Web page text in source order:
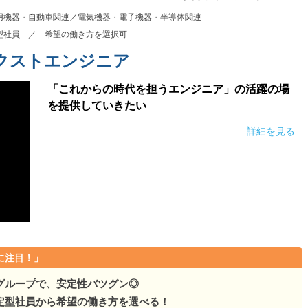
検知・警報器」国内TO…
知・警報器」国内TO…
・警報器」国内TO…
器・自動車関連／電気機器・電子機器・半導体関連
社員 ／ 希望の働き方を選択可
ストエンジニア
「これからの時代を担うエンジニア」の活躍の場
を提供していきたい
詳細を見る
目！」
ループで、安定性バツグン◎
社員から希望の働き方を選べる！